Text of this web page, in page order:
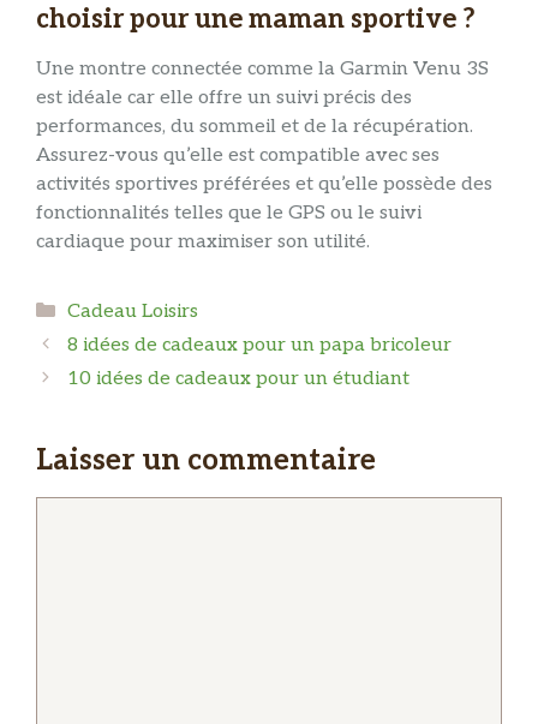
choisir pour une maman sportive ?
Une montre connectée comme la Garmin Venu 3S
est idéale car elle offre un suivi précis des
performances, du sommeil et de la récupération.
Assurez-vous qu’elle est compatible avec ses
activités sportives préférées et qu’elle possède des
fonctionnalités telles que le GPS ou le suivi
cardiaque pour maximiser son utilité.
Catégories
Cadeau Loisirs
8 idées de cadeaux pour un papa bricoleur
10 idées de cadeaux pour un étudiant
Laisser un commentaire